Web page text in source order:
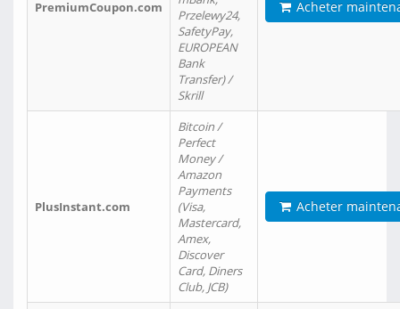
PremiumCoupon.com
Przelewy24,
SafetyPay,
EUROPEAN
Bank
Transfer) /
Skrill
Acheter
PlusInstant.com
Bitcoin /
Perfect
Money /
Amazon
Payments
(Visa,
Mastercard,
Amex,
Discover
Card, Diners
Club, JCB)
Acheter